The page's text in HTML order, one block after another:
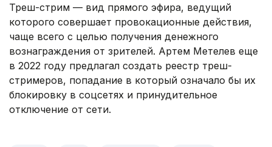
Треш-стрим — вид прямого эфира, ведущий
которого совершает провокационные действия,
чаще всего с целью получения денежного
вознаграждения от зрителей. Артем Метелев еще
в 2022 году предлагал создать реестр треш-
стримеров, попадание в который означало бы их
блокировку в соцсетях и принудительное
отключение от сети.